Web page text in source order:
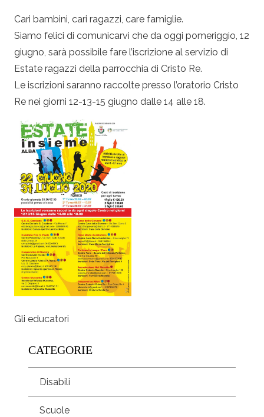
Cari bambini, cari ragazzi, care famiglie.
Siamo felici di comunicarvi che da oggi pomeriggio, 12
giugno, sarà possibile fare l’iscrizione al servizio di
Estate ragazzi della parrocchia di Cristo Re.
Le iscrizioni saranno raccolte presso l’oratorio Cristo
Re nei giorni 12-13-15 giugno dalle 14 alle 18.
Gli educatori
CATEGORIE
Disabili
Scuole